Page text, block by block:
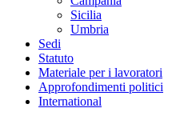
Sicilia
Umbria
Sedi
Statuto
Materiale per i lavoratori
Approfondimenti politici
International